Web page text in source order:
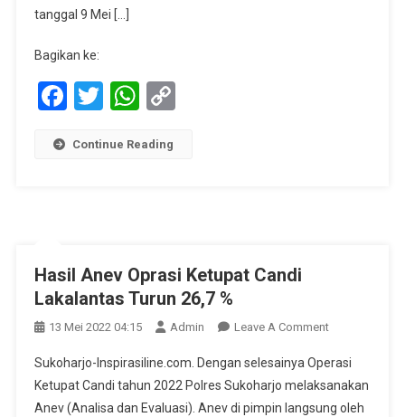
tanggal 9 Mei […]
Bagikan ke:
Facebook
TwitterWhatsApp
Copy
Continue Reading
Hasil Anev Oprasi Ketupat Candi
Lakalantas Turun 26,7 %
13 Mei 2022 04:15 Admin Leave A CommentOn
Anev
Oprasi
Ketupat
Sukoharjo-Inspirasiline.com. Dengan selesainya Operasi
Ketupat Candi tahun 2022 Polres Sukoharjo melaksanakan
Anev (Analisa dan Evaluasi). Anev di pimpin langsung oleh